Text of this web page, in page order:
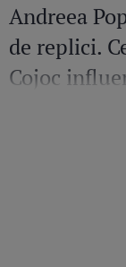
Andreea
de replici.
Cojoc